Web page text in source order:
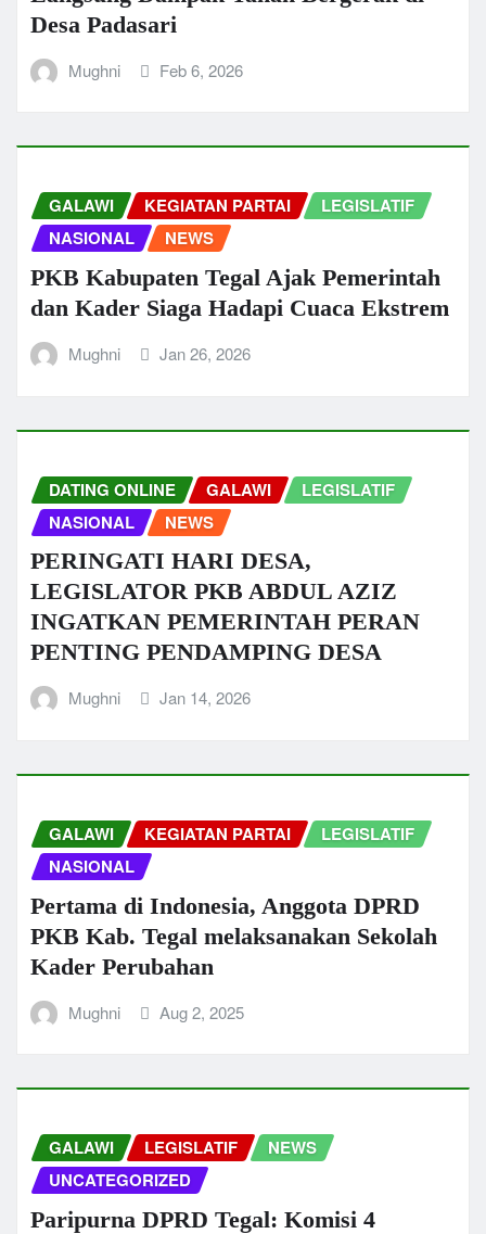
Desa Padasari
Mughni Feb 6, 2026
GALAWI KEGIATAN PARTAI
LEGISLATIF
NASIONAL
NEWS
PKB Kabupaten Tegal Ajak Pemerintah
dan Kader Siaga Hadapi Cuaca Ekstrem
Mughni Jan 26, 2026
DATING ONLINE GALAWI
LEGISLATIF
NASIONAL
NEWS
PERINGATI HARI DESA,
LEGISLATOR PKB ABDUL AZIZ
INGATKAN PEMERINTAH PERAN
PENTING PENDAMPING DESA
Mughni Jan 14, 2026
GALAWI KEGIATAN PARTAI
LEGISLATIF
NASIONAL
Pertama di Indonesia, Anggota DPRD
PKB Kab. Tegal melaksanakan Sekolah
Kader Perubahan
Mughni Aug 2, 2025
GALAWI LEGISLATIF
NEWS
UNCATEGORIZED
Paripurna DPRD Tegal: Komisi 4